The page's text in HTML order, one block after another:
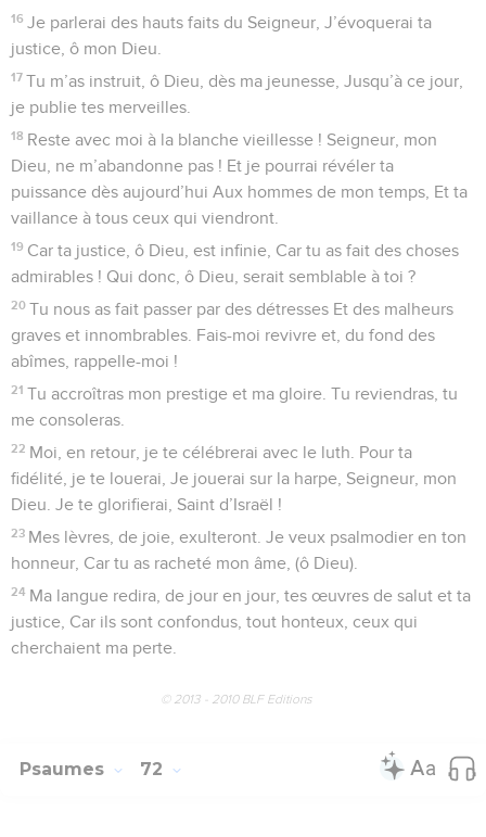
16 Je parlerai des hauts faits du Seigneur, J’évoquerai ta
justice, ô mon Dieu.
17 Tu m’as instruit, ô Dieu, dès ma jeunesse, Jusqu’à ce jour,
je publie tes merveilles.
18 Reste avec moi à la blanche vieillesse ! Seigneur, mon
Dieu, ne m’abandonne pas ! Et je pourrai révéler ta
puissance dès aujourd’hui Aux hommes de mon temps, Et ta
vaillance à tous ceux qui viendront.
19 Car ta justice, ô Dieu, est infinie, Car tu as fait des choses
admirables ! Qui donc, ô Dieu, serait semblable à toi ?
20 Tu nous as fait passer par des détresses Et des malheurs
graves et innombrables. Fais-moi revivre et, du fond des
abîmes, rappelle-moi !
21 Tu accroîtras mon prestige et ma gloire. Tu reviendras, tu
me consoleras.
22 Moi, en retour, je te célébrerai avec le luth. Pour ta
fidélité, je te louerai, Je jouerai sur la harpe, Seigneur, mon
Dieu. Je te glorifierai, Saint d’Israël !
23 Mes lèvres, de joie, exulteront. Je veux psalmodier en ton
honneur, Car tu as racheté mon âme, (ô Dieu).
24 Ma langue redira, de jour en jour, tes œuvres de salut et ta
justice, Car ils sont confondus, tout honteux, ceux qui
cherchaient ma perte.
© 2013 - 2010 BLF Editions
Psaumes 72